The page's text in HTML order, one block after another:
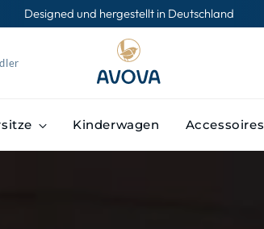
Designed und hergestellt in Deutschland
Kinderwagen Accessoires